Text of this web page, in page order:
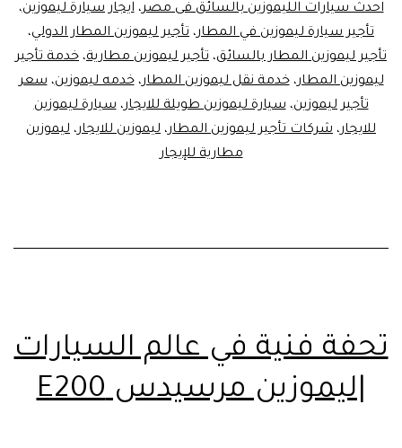
السعودية
فى
مصر
احدث سيارات الليموزين بالسائق فى مصر،ايجار سيارة ليموزين،
تأجير سيارة ليموزين في المطار، تأجير ليموزين المطار الدولي،
تأجير ليموزين المطار بالسائق، تأجير ليموزين مطارية، خدمة تأجير
ليموزين المطار،خدمة نقل ليموزين المطار،خدمه ليموزين،سعر
تأجير ليموزين،سيارة ليموزين طويلة للايجار،سيارة ليموزين
للايجار، شركات تأجير ليموزين المطار، ليموزين للايجار، ليموزين
مطارية للإيجار
تحفة فنية في عالم السيارات
|ليموزين مرسيدس E200